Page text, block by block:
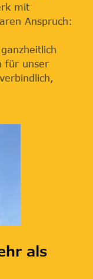
mit
Anspruch:
für unser
als